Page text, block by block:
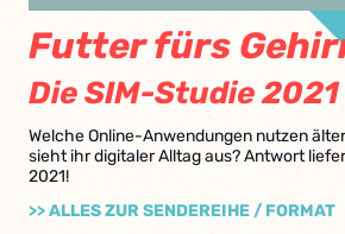
Futter fürs
Die SIM-Studie 2021
Welche Online-Anwendungen nutzen
sieht ihr digitaler Alltag aus? Antwort
2021!
>> ALLES ZUR SENDEREIHE / FORMAT